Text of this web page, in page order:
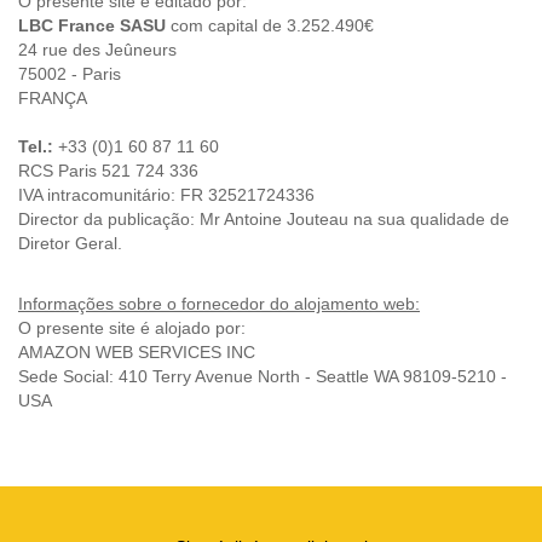
LBC France SASU com capital de 3.252.490€
24 rue des Jeûneurs
75002 - Paris
FRANÇA
Tel.: +33 (0)1 60 87 11 60
RCS Paris 521 724 336
IVA intracomunitário: FR 32521724336
Director da publicação: Mr Antoine Jouteau na sua qualidade de
Diretor Geral.
Informações sobre o fornecedor do alojamento web:
O presente site é alojado por:
AMAZON WEB SERVICES INC
Sede Social: 410 Terry Avenue North - Seattle WA 98109-5210 -
USA